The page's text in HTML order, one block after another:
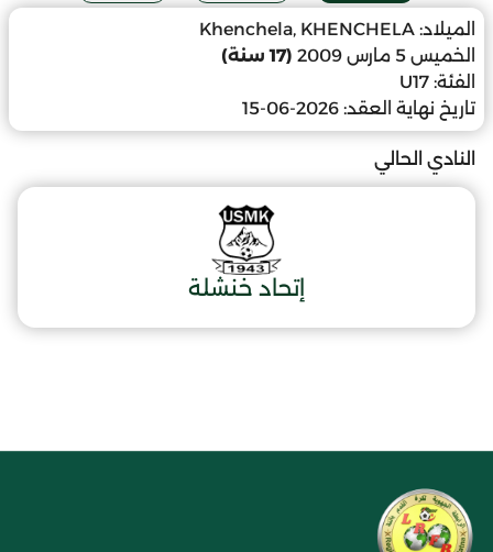
الميلاد: Khenchela, KHENCHELA
الخميس 5 مارس 2009
(17 سنة)
الفئة: U17
تاريخ نهاية العقد: 2026-06-15
النادي الحالي
إتحاد خنشلة